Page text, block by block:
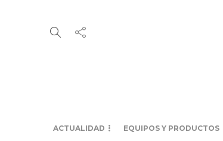
ACTUALIDAD EQUIPOS Y PRODUCTOS